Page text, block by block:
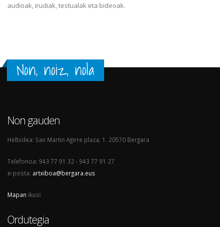
audioak, irudiak, testualak eta bideoak.
Non, noiz, nola
Non gauden
Helbidea: San Martin Agirre plaza, 1. 20570 Bergara
Telefonoa: 943 77 91 32 - 943 77 91 27
e-posta: artxiboa@bergara.eus
Mapan ikusi
Ordutegia